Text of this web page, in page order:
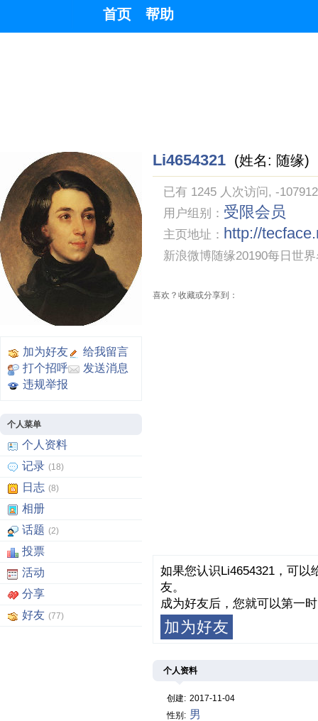
首页 帮助
加为好友
给我留言
打个招呼
发送消息
违规举报
个人菜单
个人资料
记录 (18)
日志 (8)
相册
话题 (2)
投票
活动
分享
好友 (77)
Li4654321 (姓名: 随缘)
已有 1245 人次访问, -
用户组别： 受限会员
主页地址： http://
新浪微博随缘20190每日世
喜欢？收藏或分享到：
如果您认识Li4654321，可以
友。
成为好友后，您就可以第一
加为好友
个人资料
创建: 2017-11-04
性别: 男